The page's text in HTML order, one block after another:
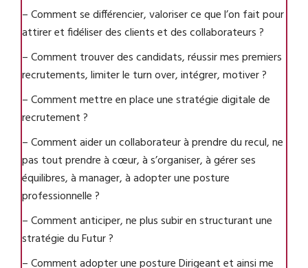
– Comment se différencier, valoriser ce que l’on fait pour
attirer et fidéliser des clients et des collaborateurs ?
– Comment trouver des candidats, réussir mes premiers
recrutements, limiter le turn over, intégrer, motiver ?
– Comment mettre en place une stratégie digitale de
recrutement ?
– Comment aider un collaborateur à prendre du recul, ne
pas tout prendre à cœur, à s’organiser, à gérer ses
équilibres, à manager, à adopter une posture
professionnelle ?
– Comment anticiper, ne plus subir en structurant une
stratégie du Futur ?
– Comment adopter une posture Dirigeant et ainsi me